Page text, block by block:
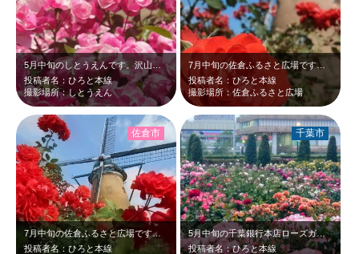
5月中旬のしとうえんです。沢山のピンクのバラ？が、青空と新緑に映えて綺麗だった…
投稿者名：ひろと本線
撮影場所：しとうえん
7月中旬の佐倉ふるさと広場です。ひまわりを見に来ましたが、まだバラが咲いていま…
投稿者名：ひろと本線
撮影場所：佐倉ふるさと広場
7月中旬の佐倉ふるさと広場です。ひまわりを見に来たのですが、まだバラが咲いてい…
投稿者名：ひろと本線
佐倉市
5月中旬の千葉銀行本店ローズガーデンです。日の入り後の淡いピンクやオレンジのバ…
投稿者名：ひろと本線
千葉市